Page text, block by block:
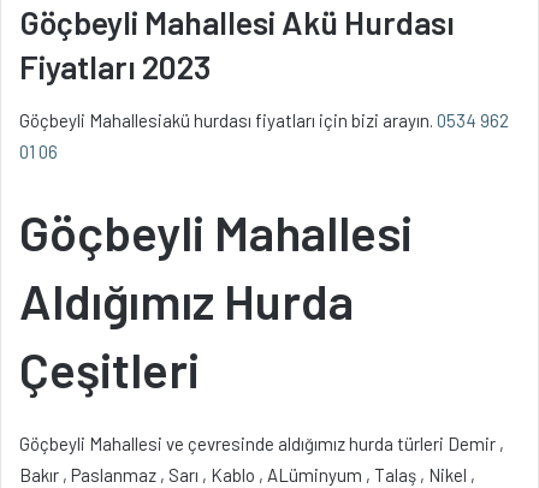
Göçbeyli Mahallesi Akü Hurdası
Fiyatları 2023
Göçbeyli Mahallesiakü hurdası fiyatları için bizi arayın. 0534 962
01 06
Göçbeyli Mahallesi
Aldığımız Hurda
Çeşitleri
Göçbeyli Mahallesi ve çevresinde aldığımız hurda türleri Demir ,
Bakır , Paslanmaz , Sarı , Kablo , ALüminyum , Talaş , Nikel ,